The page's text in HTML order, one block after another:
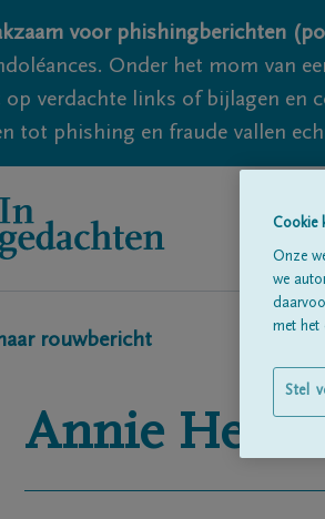
voor phishingberichten
Onder het mom van
op verdachte links of bijlagen en
tot phishing en fraude vallen
rouwbericht
Annie
Cookie
Onze
we
met het
Stel